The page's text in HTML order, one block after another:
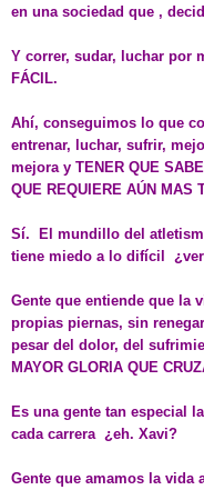
en una sociedad que ,
Y correr, sudar, luchar por
FÁCIL.
Ahí, conseguimos lo que
entrenar, luchar, sufrir,
mejora y TENER QUE
QUE REQUIERE AÚN MAS
Sí. El mundillo del
tiene miedo a lo difícil
Gente que entiende que la
propias piernas, sin
pesar del dolor, del
MAYOR GLORIA QUE
Es una gente tan especial
cada carrera ¿eh. Xavi?
Gente que amamos la vida